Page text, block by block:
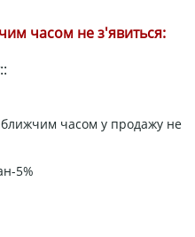
часом не з'явиться:
часом у продажу не
5%